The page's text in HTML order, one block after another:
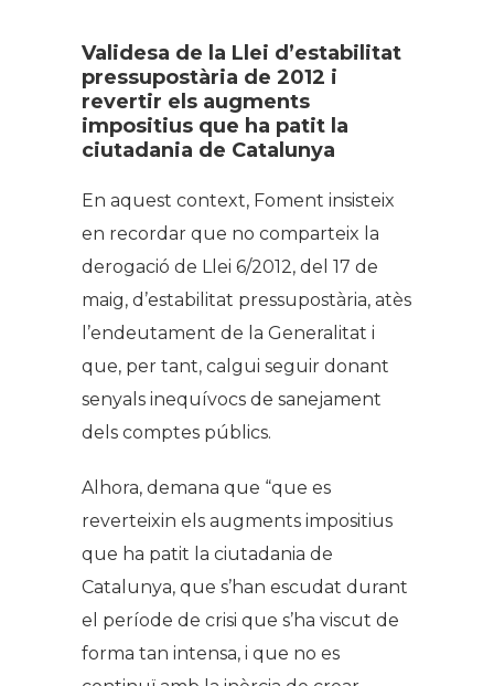
Validesa de la Llei d’estabilitat
pressupostària de 2012 i
revertir els augments
impositius que ha patit la
ciutadania de Catalunya
En aquest context, Foment insisteix
en recordar que no comparteix la
derogació de Llei 6/2012, del 17 de
maig, d’estabilitat pressupostària, atès
l’endeutament de la Generalitat i
que, per tant, calgui seguir donant
senyals inequívocs de sanejament
dels comptes públics.
Alhora, demana que “que es
reverteixin els augments impositius
que ha patit la ciutadania de
Catalunya, que s’han escudat durant
el període de crisi que s’ha viscut de
forma tan intensa, i que no es